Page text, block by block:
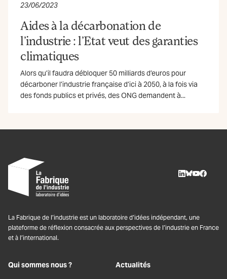
23/06/2023
Aides à la décarbonation de
l’industrie : l’Etat veut des garanties
climatiques
Alors qu’il faudra débloquer 50 milliards d’euros pour
décarboner l’industrie française d’ici à 2050, à la fois via
des fonds publics et privés, des ONG demandent à...
La Fabrique de l’industrie est un laboratoire d’idées indépendant, une
plateforme de réflexion consacrée aux perspectives de l’industrie en France
et à l’international.
Qui sommes nous ? Actualités